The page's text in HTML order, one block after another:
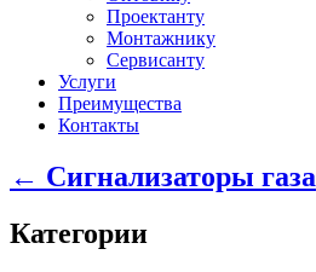
Проектанту
Монтажнику
Сервисанту
Услуги
Преимущества
Контакты
← Сигнализаторы газа
Категории